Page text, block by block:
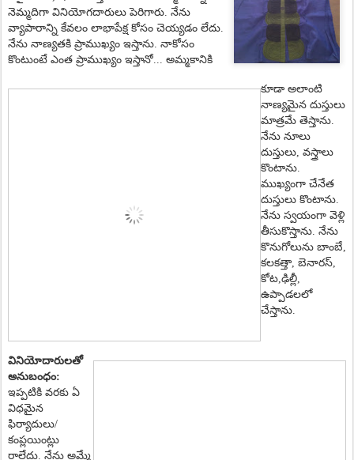
నెమ్మ‌దిగా వినియోగ‌దారులు పెరిగారు. నేను
వ్యాపారాన్ని కేవ‌లం లాభాపేక్ష కోసం చెయ్య‌డం లేదు.
నేను నాణ్య‌త‌కి ప్రాముఖ్యం ఇస్తాను. నాకోసం
కొంటుంటే ఎంత ప్రాముఖ్యం ఇస్తానో... అమ్మ‌కానికి
కూడా అలాంటి
నాణ్య‌మైన దుస్తులు
మాత్ర‌మే తెస్తాను.
నేను నూలు
దుస్తులు, వ‌స్త్రాలు
కొంటాను.
ముఖ్యంగా చేనేత‌
దుస్తులు కొంటాను.
నేను స్వ‌యంగా వెళ్లి
తీసుకొస్తాను. నేను
కొనుగోలును బాంబే,
క‌ల‌క‌త్తా, బెనార‌స్‌,
కోట‌,ఢిల్లీ,
ఉప్పాడ‌లలో
చేస్తాను.
వినియోదారులతో
అనుబంధం:
ఇప్ప‌టికి వ‌ర‌కు ఏ
విధ‌మైన
ఫిర్యాదులు/
కంప్ల‌యింట్లు
రాలేదు. నేను అమ్మే